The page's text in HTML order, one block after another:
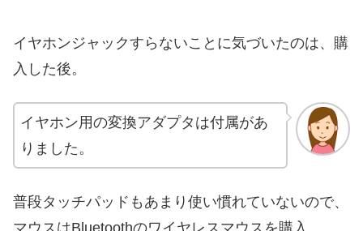
イヤホンジャックすらないことに気づいたのは、購
入した後。
イヤホン用の変換アダプタは付属があ
りました。
普段タッチパッドもあまり使い慣れていないので、